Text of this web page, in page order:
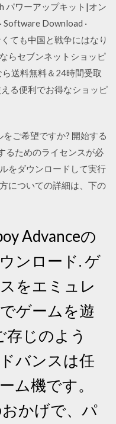
パワーアップキット|オン
Software Download ·
ても中国と戦争にはなり
らセブンネットショッピ
送料無料＆24時間受取
る便利でお得なショッピ
ご希望ですか? 開始する
るためのライセンスが必
をダウンロードして実行
についての詳細は、下の
Advanceの
ンロード. ゲ
をエミュレ
ゲームを遊
じのよう
バンスは任
ム機です。
かげで、パ